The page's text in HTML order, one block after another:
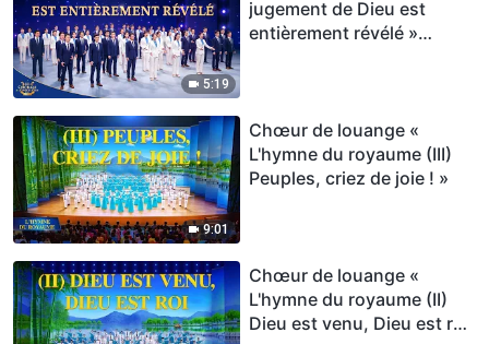
5:19
jugement de Dieu est
entièrement révélé »
9:01
Chœur de louange «
L'hymne du royaume (III)
Peuples, criez de joie ! »
Chœur de louange «
L'hymne du royaume (II)
Dieu est venu, Dieu est roi